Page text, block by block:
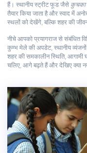
हैं। स्थानीय स्ट्रीट फूड जैसे कुचका
तैयार किया जाता है और स्वाद में
स्थलों को देखेंगे, बल्कि शहर की
नीचे आपको प्रयागराज से संबंधित
कुम्भ मेले की अपडेट, स्थानीय
शहर की समकालीन स्थिति, आगामी
चलिए, आगे बढ़ते हैं और देखिए क्या